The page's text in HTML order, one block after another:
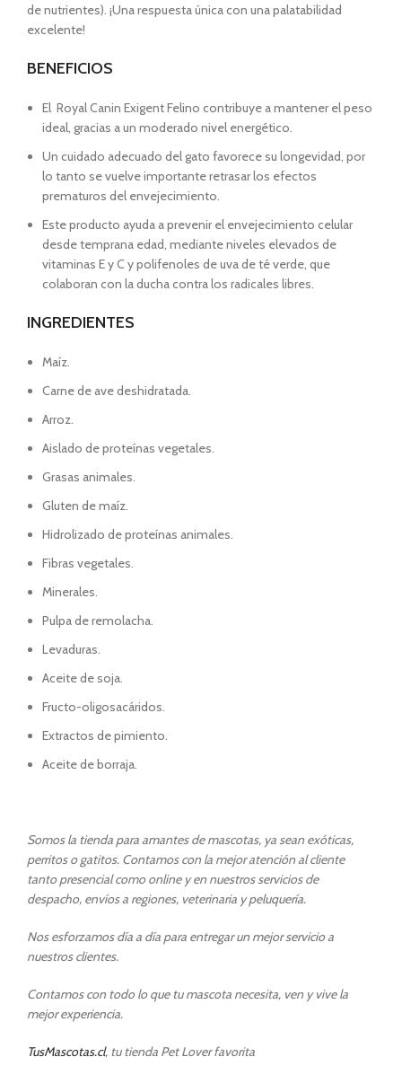
de nutrientes). ¡Una respuesta única con una palatabilidad
excelente!
BENEFICIOS
El Royal Canin Exigent Felino contribuye a mantener el peso
ideal, gracias a un moderado nivel energético.
Un cuidado adecuado del gato favorece su longevidad, por
lo tanto se vuelve importante retrasar los efectos
prematuros del envejecimiento.
Este producto ayuda a prevenir el envejecimiento celular
desde temprana edad, mediante niveles elevados de
vitaminas E y C y polifenoles de uva de té verde, que
colaboran con la ducha contra los radicales libres.
INGREDIENTES
Maíz.
Carne de ave deshidratada.
Arroz.
Aislado de proteínas vegetales.
Grasas animales.
Gluten de maíz.
Hidrolizado de proteínas animales.
Fibras vegetales.
Minerales.
Pulpa de remolacha.
Levaduras.
Aceite de soja.
Fructo-oligosacáridos.
Extractos de pimiento.
Aceite de borraja.
Somos la tienda para amantes de mascotas, ya sean exóticas,
perritos o gatitos. Contamos con la mejor atención al cliente
tanto presencial como online y en nuestros servicios de
despacho, envíos a regiones, veterinaria y peluquería.
Nos esforzamos día a día para entregar un mejor servicio a
nuestros clientes.
Contamos con todo lo que tu mascota necesita, ven y vive la
mejor experiencia.
TusMascotas.cl, tu tienda Pet Lover favorita